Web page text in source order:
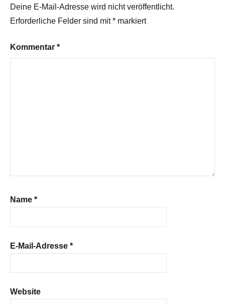
Deine E-Mail-Adresse wird nicht veröffentlicht.
Erforderliche Felder sind mit* markiert
Kommentar *
Name *
E-Mail-Adresse *
Website